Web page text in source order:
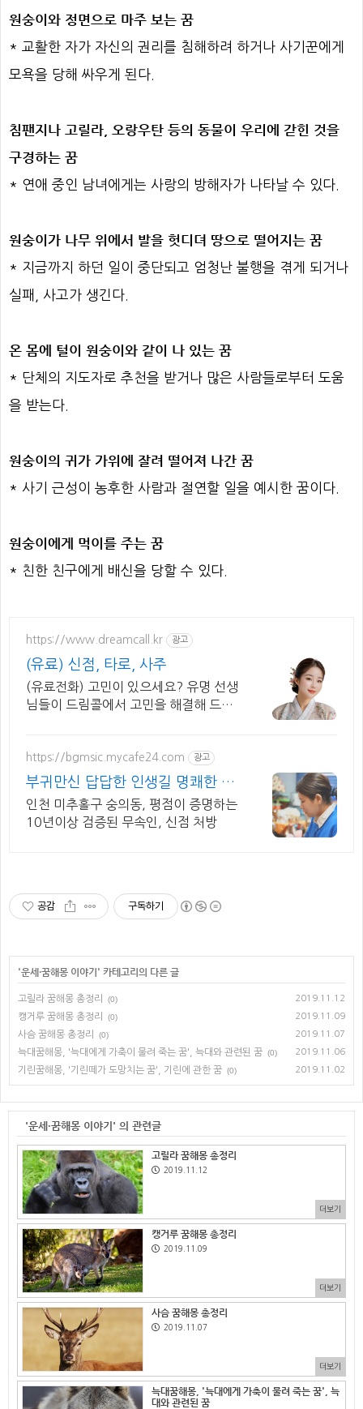
원숭이와 정면으로 마주 보는 꿈
* 교활한 자가 자신의 권리를 침해하려 하거나 사기꾼에게
모욕을 당해 싸우게 된다.
침팬지나 고릴라, 오랑우탄 등의 동물이 우리에 갇힌 것을
구경하는 꿈
* 연애 중인 남녀에게는 사랑의 방해자가 나타날 수 있다.
원숭이가 나무 위에서 발을 헛디뎌 땅으로 떨어지는 꿈
* 지금까지 하던 일이 중단되고 엄청난 불행을 겪게 되거나
실패, 사고가 생긴다.
온 몸에 털이 원숭이와 같이 나 있는 꿈
* 단체의 지도자로 추천을 받거나 많은 사람들로부터 도움
을 받는다.
원숭이의 귀가 가위에 잘려 떨어져 나간 꿈
* 사기 근성이 농후한 사람과 절연할 일을 예시한 꿈이다.
원숭이에게 먹이를 주는 꿈
* 친한 친구에게 배신을 당할 수 있다.
https://www.dreamcall.kr 광고
(유료) 신점, 타로, 사주
(유료전화) 고민이 있으세요? 유명 선생
님들이 드림콜에서 고민을 해결해 드립
https://bgmsic.mycafe24.com 광고
부귀만신 답답한 인생길 명쾌한 신
점
인천 미추홀구 숭의동, 평점이 증명하는
10년이상 검증된 무속인, 신점 처방
공감 구독하기
'운세·꿈해몽 이야기' 카테고리의 다른 글
고릴라 꿈해몽 총정리 (0) 2019.11.12
캥거루 꿈해몽 총정리 (0) 2019.11.09
사슴 꿈해몽 총정리 (0) 2019.11.07
늑대꿈해몽, '늑대에게 가축이 물려 죽는 꿈', 늑대와 관련된 꿈 (0) 2019.11.06
기린꿈해몽, '기린떼가 도망치는 꿈', 기린에 관한 꿈 (0) 2019.11.02
'운세·꿈해몽 이야기' 의 관련글
고릴라 꿈해몽 총정리
2019.11.12
더보기
캥거루 꿈해몽 총정리
2019.11.09
더보기
사슴 꿈해몽 총정리
2019.11.07
더보기
늑대꿈해몽, '늑대에게 가축이 물려 죽는 꿈', 늑
대와 관련된 꿈